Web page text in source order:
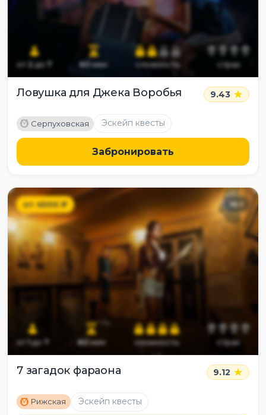
от 2до 60мин сложность страх
Ловушка для Джека Воробья 9.43
M Серпуховская Эскейп квесты
Забронировать
от4500₽ 14 +
от до 7 60мин сложность страх
7 загадок фараона 9.12
M Рижская Эскейп квесты